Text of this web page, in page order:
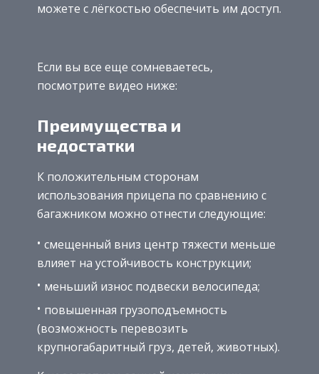
можете с лёгкостью обеспечить им доступ.
Если вы все еще сомневаетесь,
посмотрите видео ниже:
Преимущества и
недостатки
К положительным сторонам
использования прицепа по сравнению с
багажником можно отнести следующие:
смещенный вниз центр тяжести меньше
влияет на устойчивость конструкции;
меньший износ подвески велосипеда;
повышенная грузоподъемность
(возможность перевозить
крупногабаритный груз, детей, животных).